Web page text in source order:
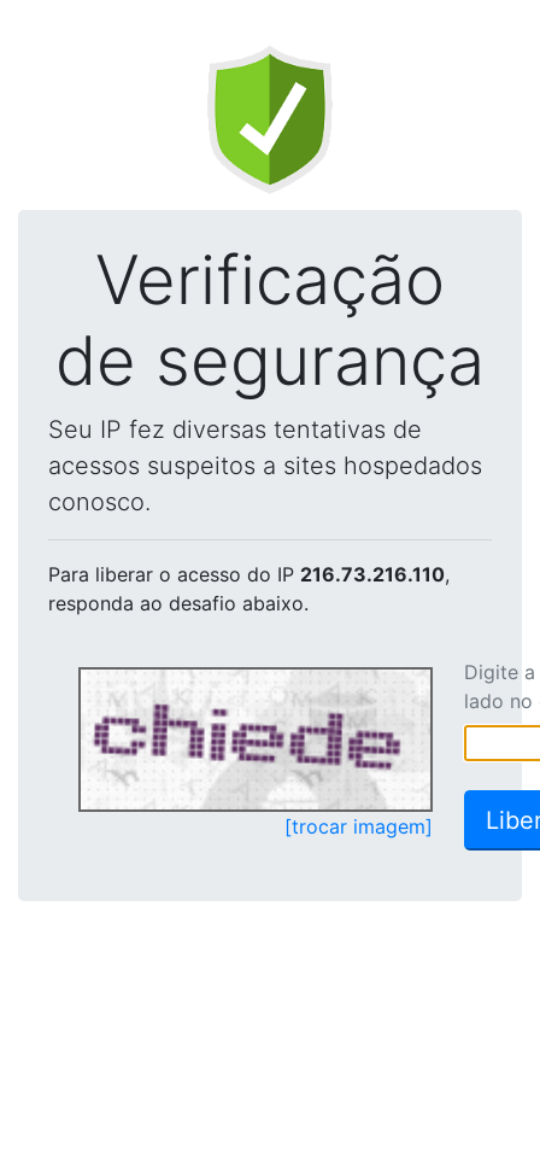
Verificação
de segurança
Seu IP fez diversas tentativas de
acessos suspeitos a sites hospedados
conosco.
Para liberar o acesso do IP 216.73.216.110,
responda ao desafio abaixo.
[trocar imagem]
Digite
lado no